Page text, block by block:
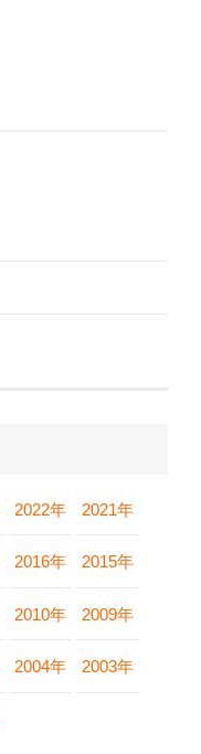
2022年 2021年
2016年 2015年
2010年 2009年
2004年 2003年